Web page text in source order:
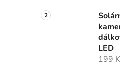
LED
199